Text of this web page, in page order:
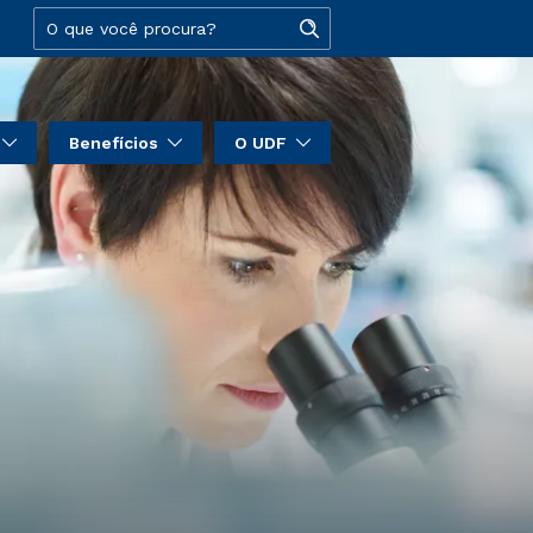
Benefícios O UDF